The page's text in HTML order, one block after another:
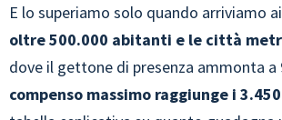
E lo superiamo solo quando arriviamo ai
oltre 500.000 abitanti e le città
dove il gettone di presenza ammonta a
compenso massimo raggiunge i